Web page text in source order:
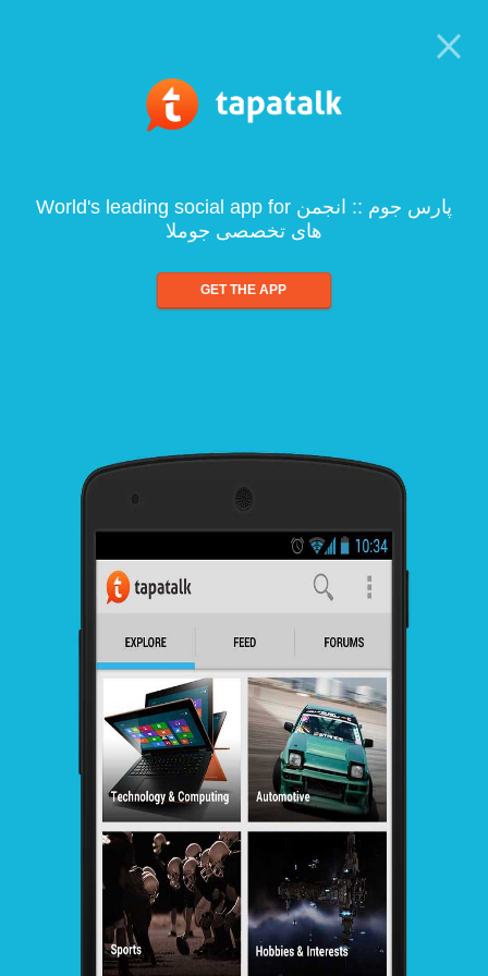
World's leading social app for پارس جوم :: انجمن
های تخصصی جوملا
GET THE APP